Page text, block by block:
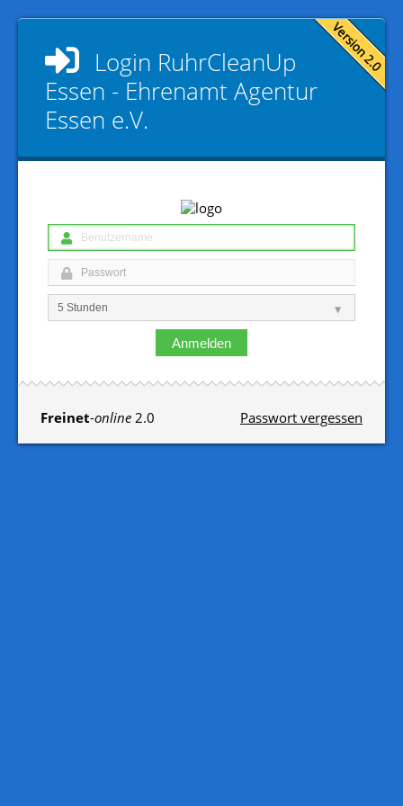
Login RuhrCleanUp
Essen - Ehrenamt Agentur
Essen e.V.
Anmelden
Passwort vergessen
Freinet-online 2.0